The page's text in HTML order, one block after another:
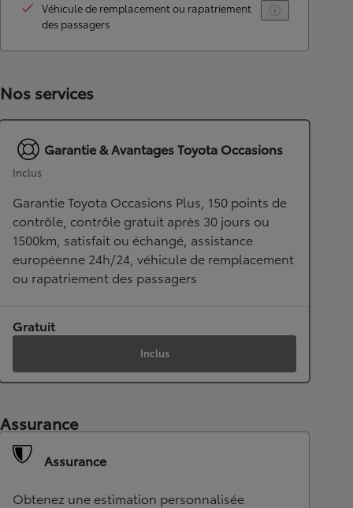
Véhicule de remplacement ou rapatriement
des passagers
Nos services
Garantie & Avantages Toyota Occasions
Inclus
Garantie Toyota Occasions Plus, 150 points de
contrôle, contrôle gratuit après 30 jours ou
1500km, satisfait ou échangé, assistance
européenne 24h/24, véhicule de remplacement
ou rapatriement des passagers
Gratuit
Inclus
Assurance
Assurance
Obtenez une estimation personnalisée